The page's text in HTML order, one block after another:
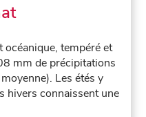
tempéré et
mm de précipitations
Les étés y
hivers connaissent une